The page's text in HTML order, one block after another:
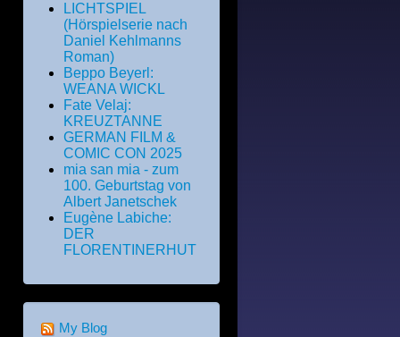
LICHTSPIEL
(Hörspielserie nach
Daniel Kehlmanns
Roman)
Beppo Beyerl:
WEANA WICKL
Fate Velaj:
KREUZTANNE
GERMAN FILM &
COMIC CON 2025
mia san mia - zum
100. Geburtstag von
Albert Janetschek
Eugène Labiche:
DER
FLORENTINERHUT
My Blog